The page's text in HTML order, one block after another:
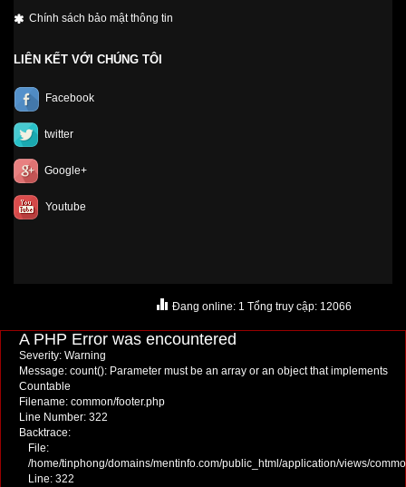
Chính sách bảo mật thông tin
LIÊN KẾT VỚI CHÚNG TÔI
Facebook
twitter
Google+
Youtube
Đang online: 1 Tổng truy cập: 12066
A PHP Error was encountered
Severity: Warning
Message: count(): Parameter must be an array or an object that implements
Countable
Filename: common/footer.php
Line Number: 322
Backtrace:
File:
/home/tinphong/domains/mentinfo.com/public_html/application/views/
Line: 322